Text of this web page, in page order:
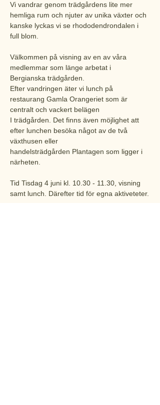
Vi vandrar genom trädgårdens lite mer
hemliga rum och njuter av unika växter och
kanske lyckas vi se rhododendrondalen i
full blom.
Välkommen på visning av en av våra
medlemmar som länge arbetat i
Bergianska trädgården.
Efter vandringen äter vi lunch på
restaurang Gamla Orangeriet som är
centralt och vackert belägen
I trädgården. Det finns även möjlighet att
efter lunchen besöka något av de två
växthusen eller
handelsträdgården Plantagen som ligger i
närheten.
Tid Tisdag 4 juni kl. 10.30 - 11.30, visning
samt lunch. Därefter tid för egna aktiveteter.